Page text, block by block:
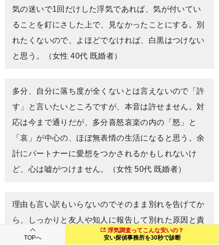
気の迷いで1回だけした浮気であれば、気が付いてい
ることを釘にさした上で、見なかったことにする。別
れたくないので、よほどでなければ、白黒はつけない
と思う。（女性 40代 既婚者）
多分、自分に落ち度が全くないとは言えないので「許
す」と言いたいところですが、本音は許せません。対
応は今まで通りだが、多分喜怒哀楽の内の「怒」と
「哀」が中心の、ほぼ無表情の生活になると思う。余
計にパートナーに愛想をつかされるかもしれないけ
ど、心は嘘がつけません。（女性 50代 既婚者）
理由も言い訳もいらないのでそのまま別れを告げてか
ら、しっかりと友人や知人に報告して別れた原因と責
任の所在をはっきりさせておく。これをしないと、こ
TOPへ
浮気調査ってこんな安いの？
安い探偵事務所を30秒で診断